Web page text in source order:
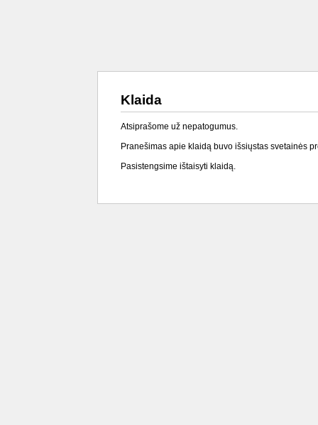
Klaida
Atsiprašome už nepatogumus.
Pranešimas apie klaidą buvo išsiųstas svetainės
Pasistengsime ištaisyti klaidą.